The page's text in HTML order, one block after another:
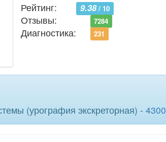
Рейтинг:
9.38/ 10
Отзывы: 7284
Диагностика: 231
(урография экскреторная) - 4300